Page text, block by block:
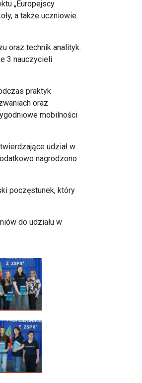
„Europejscy
a także uczniowie
oraz technik analityk.
3 nauczycieli
praktyk
oraz
mobilności
udział w
nagrodzono
poczęstunek, który
do udziału w